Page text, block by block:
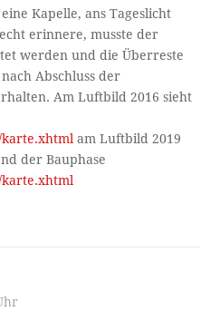
Kapelle, ans Tageslicht
erinnere, musste der
werden und die Überreste
Abschluss der
Am Luftbild 2016 sieht
am Luftbild 2019
der Bauphase